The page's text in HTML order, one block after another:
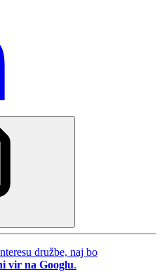
družbe, naj bo
vir na Googlu.